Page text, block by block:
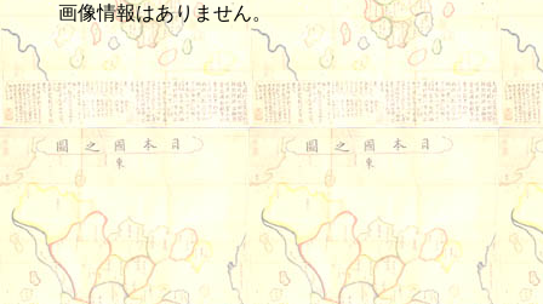
画像情報はありません。